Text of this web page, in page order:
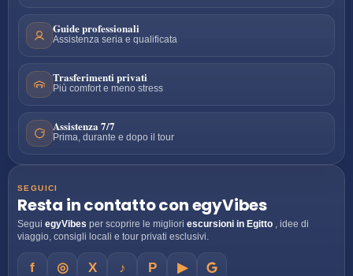
Guide professionali
Assistenza seria e qualificata
Trasferimenti privati
Più comfort e meno stress
Assistenza 7/7
Prima, durante e dopo il tour
SEGUICI
Resta in contatto con egyVibes
Segui egyVibes per scoprire le migliori escursioni in Egitto
, idee di
viaggio, consigli locali e tour privati esclusivi.
f ◎ X ♪ P ▶